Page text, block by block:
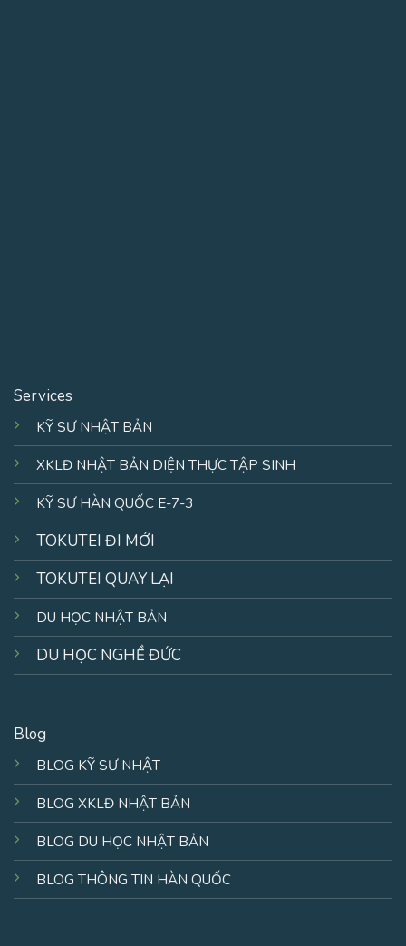
Services
KỸ SƯ NHẬT BẢN
XKLĐ NHẬT BẢN DIỆN THỰC TẬP SINH
KỸ SƯ HÀN QUỐC E-7-3
TOKUTEI ĐI MỚI
TOKUTEI QUAY LẠI
DU HỌC NHẬT BẢN
DU HỌC NGHỀ ĐỨC
Blog
BLOG KỸ SƯ NHẬT
BLOG XKLĐ NHẬT BẢN
BLOG DU HỌC NHẬT BẢN
BLOG THÔNG TIN HÀN QUỐC